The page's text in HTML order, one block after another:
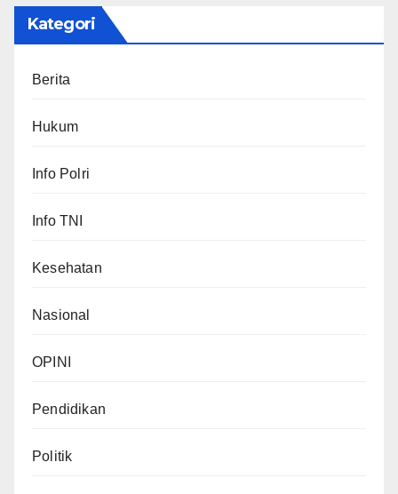
Kategori
Berita
Hukum
Info Polri
Info TNI
Kesehatan
Nasional
OPINI
Pendidikan
Politik